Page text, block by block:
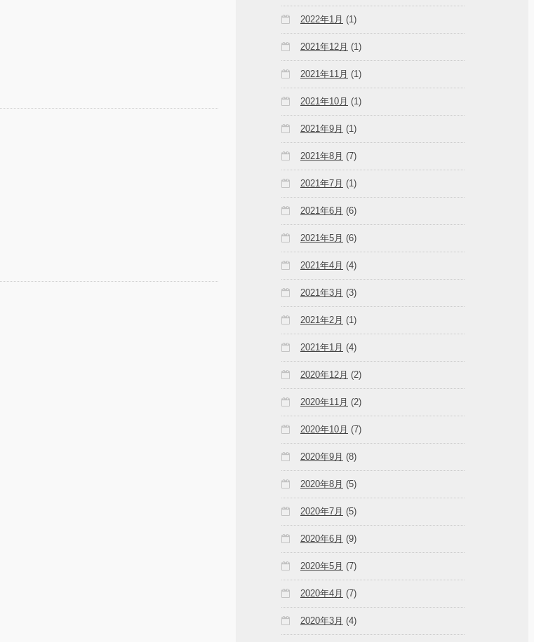
2022年1月 (1)
2021年12月 (1)
2021年11月 (1)
2021年10月 (1)
2021年9月 (1)
2021年8月 (7)
2021年7月 (1)
2021年6月 (6)
2021年5月 (6)
2021年4月 (4)
2021年3月 (3)
2021年2月 (1)
2021年1月 (4)
2020年12月 (2)
2020年11月 (2)
2020年10月 (7)
2020年9月 (8)
2020年8月 (5)
2020年7月 (5)
2020年6月 (9)
2020年5月 (7)
2020年4月 (7)
2020年3月 (4)